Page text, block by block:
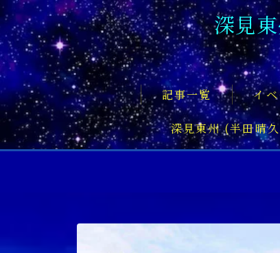
深見
記事一覧 イ
深見東州 (半田晴
フロントページ